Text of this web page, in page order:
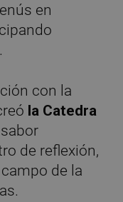
en
con la
la Catedra
de reflexión,
de la